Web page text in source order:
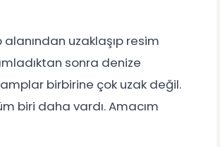
uzaklaşıp resim
sonra denize
birbirine çok uzak değil.
biri daha vardı. Amacım